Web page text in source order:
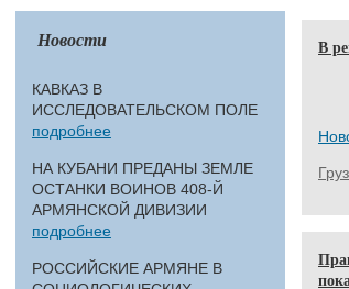
Новости
КАВКАЗ В
ИССЛЕДОВАТЕЛЬСКОМ ПОЛЕ
подробнее
НА КУБАНИ ПРЕДАНЫ ЗЕМЛЕ
ОСТАНКИ ВОИНОВ 408-Й
АРМЯНСКОЙ ДИВИЗИИ
подробнее
РОССИЙСКИЕ АРМЯНЕ В
В